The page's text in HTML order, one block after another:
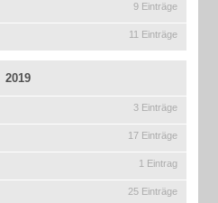
9 Einträge
11 Einträge
2019
3 Einträge
17 Einträge
1 Eintrag
25 Einträge